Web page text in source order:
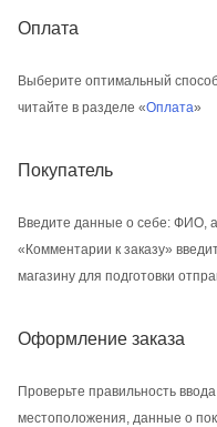
Оплата
Выберите оптимальный
читайте в разделе «Оплата»
Покупатель
Введите данные о себе: ФИО,
«Комментарии к заказу»
магазину для подготовки
Оформление заказа
Проверьте правильность
местоположения, данные о